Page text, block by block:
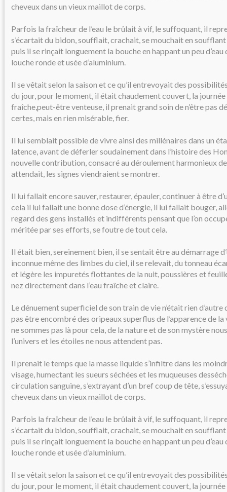
cheveux dans un vieux maillot de corps.
Parfois la fraîcheur de l’eau le brûlait à vif, le suffoquant, il
s’écartait du bidon, soufflait, crachait, se mouchait en
puis il se rinçait longuement la bouche en happant un peu d’eau
louche ronde et usée d’aluminium.
Il se vêtait selon la saison et ce qu’il entrevoyait des
du jour, pour le moment, il était chaudement couvert, la journée
fraîche,peut-être venteuse, il prenait grand soin de n’être pas
certes, mais en rien misérable, fier.
Il lui semblait possible de vivre ainsi des millénaires dans un
latence, avant de déferler soudainement dans l’histoire des
nouvelle contribution, consacré au déroulement harmonieux
attendait, les signes viendraient se montrer.
Il lui fallait encore sauver, restaurer, épauler, continuer à être
cela il lui fallait une bonne dose d’énergie, il lui fallait bouger,
regard des gens installés et indifférents pensant que l’on
méritée par ses efforts, se foutre de tout cela.
Il était bien, sereinement bien, il se sentait être au démarrage
inconnue même des limbes du ciel, il se relevait, du tonneau
et légère les impuretés flottantes de la nuit, poussières et
nez directement dans l’eau fraîche et claire.
Le dénuement superficiel de son train de vie n’était rien d’autre
pas être encombré des oripeaux superflus de l’apparence de la
ne sommes pas là pour cela, de la nature et de son mystère
l’univers et les étoiles ne nous attendent pas.
Il prenait le temps que la masse liquide s’infiltre dans les
visage, humectant les sueurs séchées et les muqueuses
circulation sanguine, s’extrayant d’un bref coup de tête,
cheveux dans un vieux maillot de corps.
Parfois la fraîcheur de l’eau le brûlait à vif, le suffoquant, il
s’écartait du bidon, soufflait, crachait, se mouchait en
puis il se rinçait longuement la bouche en happant un peu d’eau
louche ronde et usée d’aluminium.
Il se vêtait selon la saison et ce qu’il entrevoyait des
du jour, pour le moment, il était chaudement couvert, la journée